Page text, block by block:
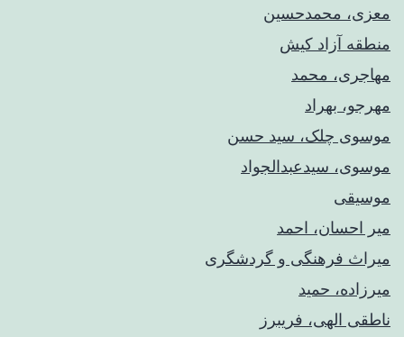
معزی، محمدحسین
منطقه آزاد کیش
مهاجری، محمد
مهرجو، بهراد
موسوی چلک، سید حسن
موسوی، سیدعبدالجواد
موسیقی
میر احسان، احمد
میراث فرهنگی و گردشگری
میرزاده، حمید
ناطقی الهی، فریبرز